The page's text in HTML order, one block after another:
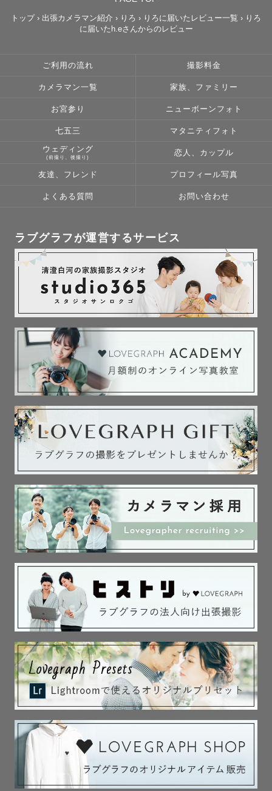
何気ない日常のひとかけらも、特別な日の輝きも、
忘れたくない心の温度ごと色鮮やかに、
あなたや大切な人たちが、
そんな思いを込めてシャッターを切っています。📸
｢カメラマンに写真を撮られたことないから緊張する｣
｢上手く笑えるか心配｣
そんな方でもご安心ください！！
私がゆっくりお話しして緊張を解しながら沢山笑わせま
す！😊
ポージングなども提案させていただきますので撮影に慣れ
◯私自身、卒花嫁で前撮りも4回しましたのでカップル、ウ
エディング撮影もお任せください！👰‍♀️
お二人の仲の良い自然で楽しい姿を残します🎞️
📅撮影可能日
先々の日程はシステム上開放しておりませんが、調整がつ
けば対応可能です。ぜひご連絡ください！
📸撮影可能エリア
東京／千葉／埼玉／茨城／神奈川など
※上記でも、3,000円を超える場合には追加で交通費が発
生いたします。
※上記以外のエリアでも、交通費をいただければ対応可能
お気軽にお問い合わせください。
⚠️撮影地の確認と許可申請
が必要な場合があります。
ラブグラフでは、その事前確認・許可申請をお客さまご自
身でおこなっていただいております。予めご承知くださ
い。
〜皆様にお会いできる日を楽しみにしています🌸
トップ › 出張カメラマン紹介 › りろ › りろに届いたレビュー一覧 › りろ
に届いたh.eさんからのレビュー
ご利用の流れ 撮影料金
カメラマン一覧 家族、ファミリー
お宮参り ニューボーンフォト
七五三 マタニティフォト
ウェディング
(前撮り、後撮り)
恋人、カップル
友達、フレンド プロフィール写真
よくある質問 お問い合わせ
ラブグラフが運営するサービス